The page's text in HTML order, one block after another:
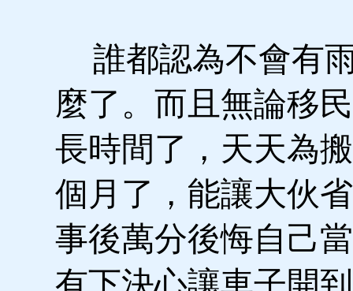
誰都認為不會有
麼了。而且無論移
長時間了，天天為
個月了，能讓大伙
事後萬分後悔自己
有下決心讓車子開